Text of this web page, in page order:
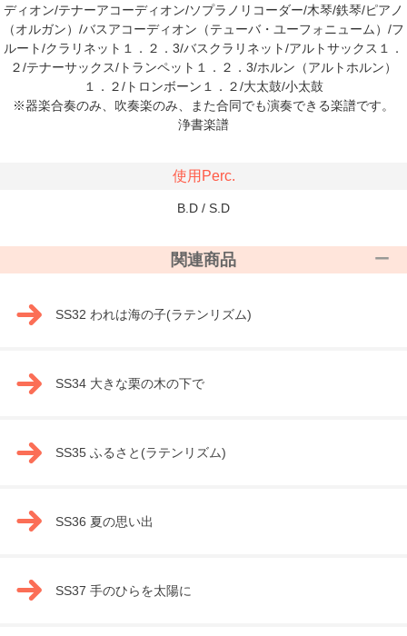
ディオン/テナーアコーディオン/ソプラノリコーダー/木琴/鉄琴/ピアノ
（オルガン）/バスアコーディオン（テューバ・ユーフォニューム）/フ
ルート/クラリネット１．２．3/バスクラリネット/アルトサックス１．
２/テナーサックス/トランペット１．２．3/ホルン（アルトホルン）
１．２/トロンボーン１．２/大太鼓/小太鼓
※器楽合奏のみ、吹奏楽のみ、また合同でも演奏できる楽譜です。
浄書楽譜
使用Perc.
B.D / S.D
関連商品
SS32 われは海の子(ラテンリズム)
SS34 大きな栗の木の下で
SS35 ふるさと(ラテンリズム)
SS36 夏の思い出
SS37 手のひらを太陽に